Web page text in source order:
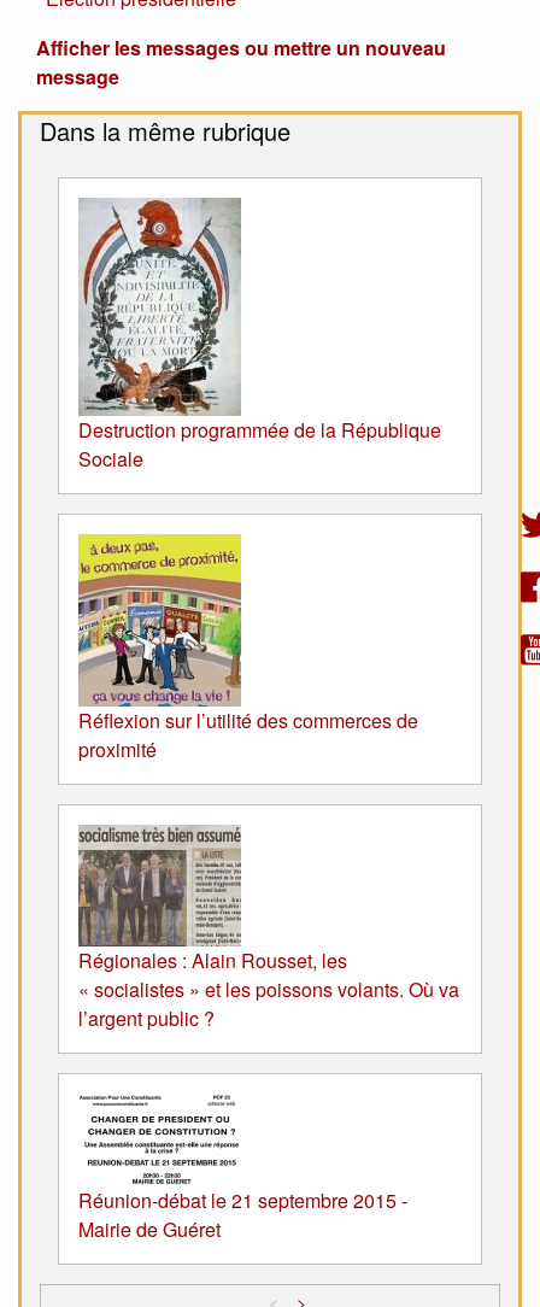
Afficher les messages ou mettre un nouveau
message
Dans la même rubrique
Destruction programmée de la République
Sociale
Réflexion sur l’utilité des commerces de
proximité
Régionales : Alain Rousset, les
« socialistes » et les poissons volants. Où va
l’argent public ?
Réunion-débat le 21 septembre 2015 -
Mairie de Guéret
< >